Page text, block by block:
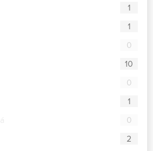
1
1
0
10
0
1
0
2